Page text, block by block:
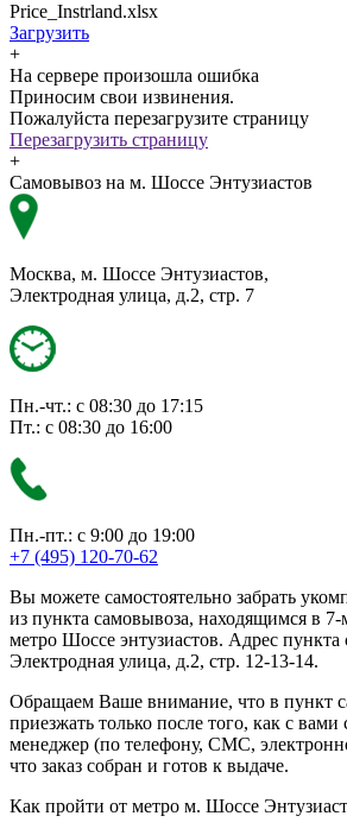
Price_Instrland.xlsx
Загрузить
+
На сервере произошла ошибка
Приносим свои извинения.
Пожалуйста перезагрузите страницу
Перезагрузить страницу
+
Самовывоз на м. Шоссе Энтузиастов
Москва, м. Шоссе Энтузиастов,
Электродная улица, д.2, стр. 7
Пн.-чт.: с 08:30 до 17:15
Пт.: с 08:30 до 16:00
Пн.-пт.: с 9:00 до 19:00
+7 (495) 120-70-62
Вы можете самостоятельно забрать
из пункта самовывоза, находящимся в
метро Шоссе энтузиастов. Адрес пункта
Электродная улица, д.2, стр. 12-13-14.
Обращаем Ваше внимание, что в пункт
приезжать только после того, как с
менеджер (по телефону, СМС,
что заказ собран и готов к выдаче.
Как пройти от метро м. Шоссе